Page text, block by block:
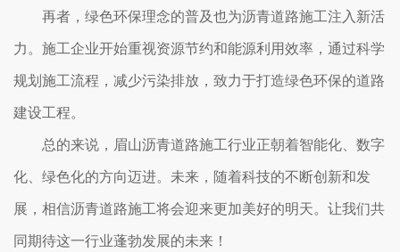
再者，绿色环保理念的普及也为沥青道路施工注入新活
力。施工企业开始重视资源节约和能源利用效率，通过科学
规划施工流程，减少污染排放，致力于打造绿色环保的道路
建设工程。
总的来说，眉山沥青道路施工行业正朝着智能化、数字
化、绿色化的方向迈进。未来，随着科技的不断创新和发
展，相信沥青道路施工将会迎来更加美好的明天。让我们共
同期待这一行业蓬勃发展的未来！